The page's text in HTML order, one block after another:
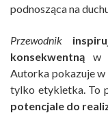
podnosząca na
Przewodnik
konsekwentną w
Autorka pokazuje w
tylko etykietka. To
potencjale do